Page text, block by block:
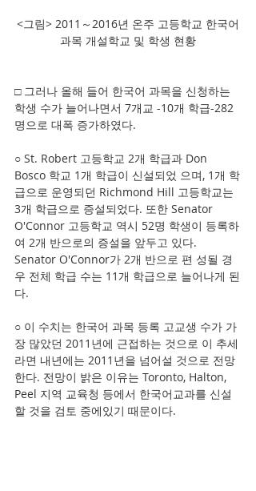
<그림> 2011～2016년 온주 고등학교 한국어
과목 개설학교 및 학생 현황
□ 그러나 올해 들어 한국어 과목을 신청하는
학생 수가 늘어나면서 7개교 -10개 학급-282
명으로 대폭 증가하였다.
○ St. Robert 고등학교 2개 학급과 Don
Bosco 학교 1개 학급이 신설되었 으며, 1개 학
급으로 운영되던 Richmond Hill 고등학교는
3개 학급으로 증설되었다. 또한 Senator
O'Connor 고등학교 역시 52명 학생이 등록하
여 2개 반으로의 증설을 앞두고 있다.
Senator O'Connor가 2개 반으로 편 성될 경
우 전체 학급 수는 11개 학급으로 늘어나게 된
다.
○ 이 수치는 한국어 과목 등록 고교생 수가 가
장 많았던 2011년에 근접하는 것으로 이 추세
라면 내년에는 2011년을 넘어설 것으로 전망
한다. 전망이 밝은 이유는 Toronto, Halton,
Peel 지역 교육청 등에서 한국어교과를 신설
할 것을 검토 중에있기 때문이다.